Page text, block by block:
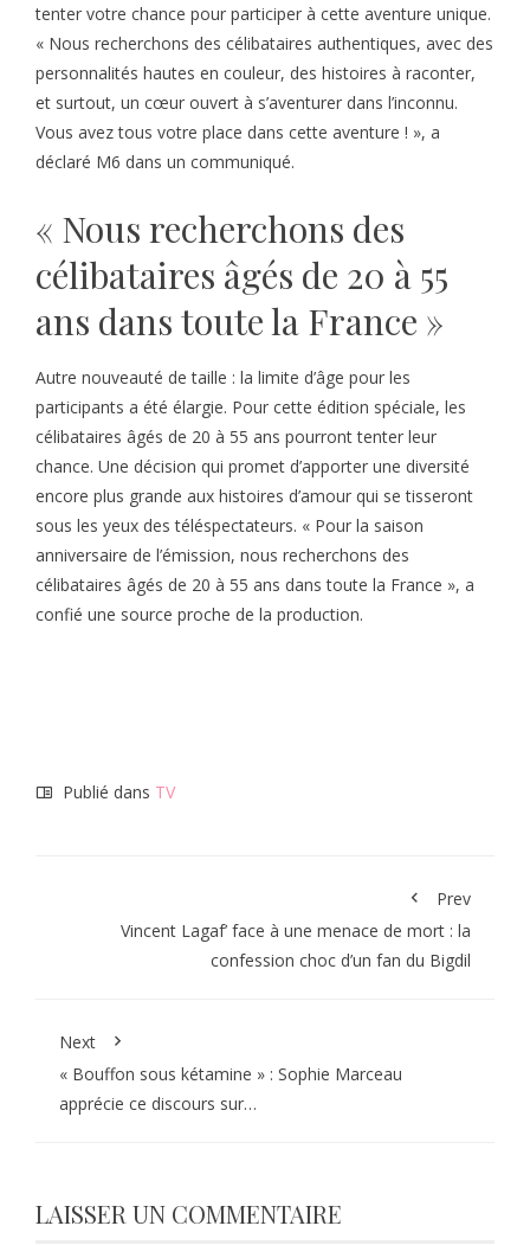
tenter votre chance pour participer à cette aventure unique.
« Nous recherchons des célibataires authentiques, avec des
personnalités hautes en couleur, des histoires à raconter,
et surtout, un cœur ouvert à s’aventurer dans l’inconnu.
Vous avez tous votre place dans cette aventure ! », a
déclaré M6 dans un communiqué.
« Nous recherchons des
célibataires âgés de 20 à 55
ans dans toute la France »
Autre nouveauté de taille : la limite d’âge pour les
participants a été élargie. Pour cette édition spéciale, les
célibataires âgés de 20 à 55 ans pourront tenter leur
chance. Une décision qui promet d’apporter une diversité
encore plus grande aux histoires d’amour qui se tisseront
sous les yeux des téléspectateurs. « Pour la saison
anniversaire de l’émission, nous recherchons des
célibataires âgés de 20 à 55 ans dans toute la France », a
confié une source proche de la production.
Publié dans TV
Prev
Vincent Lagaf’ face à une menace de mort : la
confession choc d’un fan du Bigdil
Next
« Bouffon sous kétamine » : Sophie Marceau
apprécie ce discours sur…
LAISSER UN COMMENTAIRE